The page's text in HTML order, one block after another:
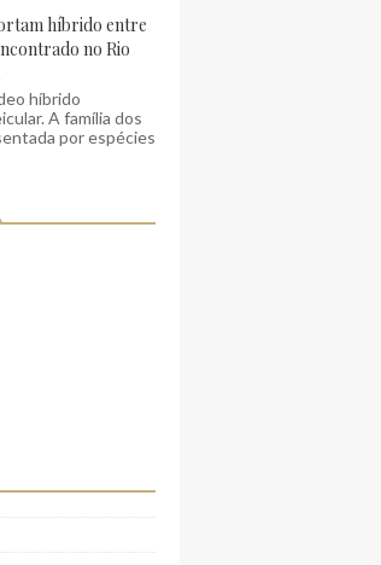
híbrido entre
no Rio
híbrido
A família dos
por espécies